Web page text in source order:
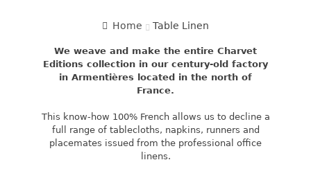
Home Table Linen
We weave and make the entire Charvet
Editions collection in our century-old factory
in Armentières located in the north of
France.
This know-how 100% French allows us to decline a
full range of tablecloths, napkins, runners and
placemates issued from the professional office
linens.